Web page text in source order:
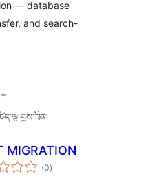
— database
and search-
MIGRATION
(0གདེང་
འཇོག་
)